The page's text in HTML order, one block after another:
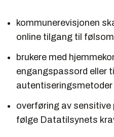
kommunerevisjonen
online tilgang til
brukere med
engangspassord eller
autentiseringsmetoder
overføring av sensitive
følge Datatilsynets